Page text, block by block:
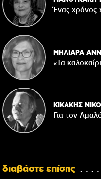
Ένας χρόνος
ΜΗΛΙΑΡΑ
«Τα
ΚΙΚΑΚΗΣ
Για τον
διαβάστε επίσης